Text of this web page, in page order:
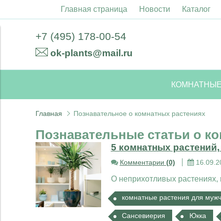
Главная страница Новости Каталог
+7 (495) 178-00-54
ok-plants@mail.ru
Главная Познавательное о комнатных растениях
Познавательные статьи о
5 комнатных
Комментарии (0)
О неприхотливых
комнатные растения для
Сансевиерия Юкка